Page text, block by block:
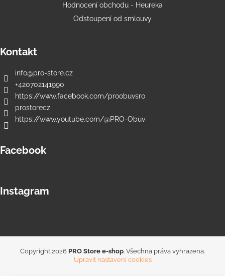
Hodnocení obchodu - Heureka
Odstoupení od smlouvy
Kontakt
info@pro-store.cz
+420702141990
https://www.facebook.com/proobuvsro
prostorecz
https://www.youtube.com/@PRO-Obuv
Facebook
Instagram
Copyright 2026 PRO Store e-shop. Všechna práva vyhrazena.
Upravit nastavení cookies